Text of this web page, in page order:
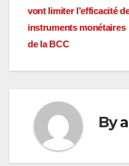
vont limiter l’efficacité
instruments monétaires
de la BCC
By